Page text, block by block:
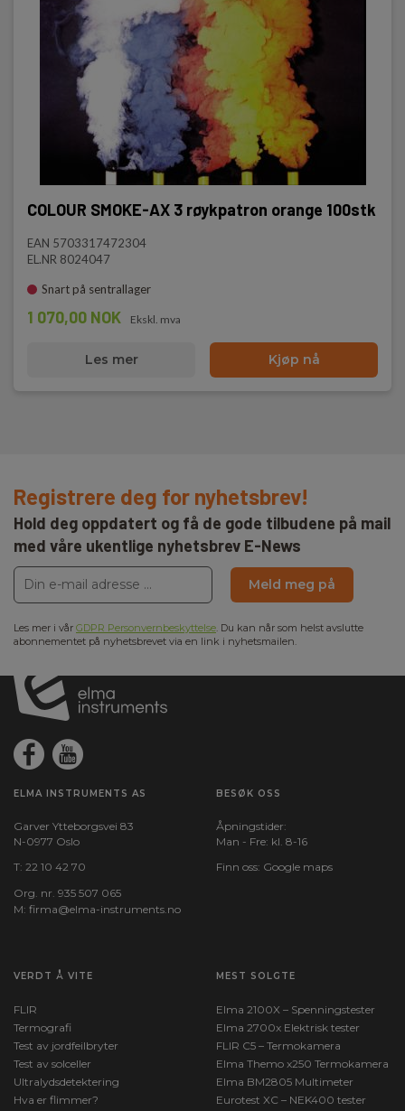
COLOUR SMOKE-AX 3 røykpatron orange 100stk
EAN 5703317472304
EL.NR 8024047
Snart på sentrallager
1 070,00 NOK Ekskl. mva
Les mer Kjøp nå
Registrere deg for nyhetsbrev!
Hold deg oppdatert og få de gode tilbudene på mail
med våre ukentlige nyhetsbrev E-News
Meld meg på
Les mer i vår GDPR Personvernbeskyttelse. Du kan når som helst avslutte
abonnementet på nyhetsbrevet via en link i nyhetsmailen.
ELMA INSTRUMENTS AS
Garver Ytteborgsvei 83
N-0977 Oslo
T: 22 10 42 70
Org. nr. 935 507 065
M: firma@elma-instruments.no​
BESØK OSS
Åpningstider:
Man - Fre: kl. 8-16
Finn oss: Google maps
VERDT Å VITE
FLIR
Termografi
Test av jordfeilbryter
Test av solceller
Ultralydsdetektering
Hva er flimmer?
MEST SOLGTE
Elma 2100X – Spenningstester
Elma 2700x Elektrisk tester
FLIR C5 – Termokamera
Elma Themo x250 Termokamera
Elma BM2805 Multimeter
Eurotest XC – NEK400 tester